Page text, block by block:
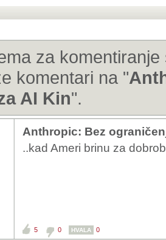
za
komentari na "
AI Kin".
Anthropic: Bez
..kad Ameri brinu za
5 0 HVALA 0